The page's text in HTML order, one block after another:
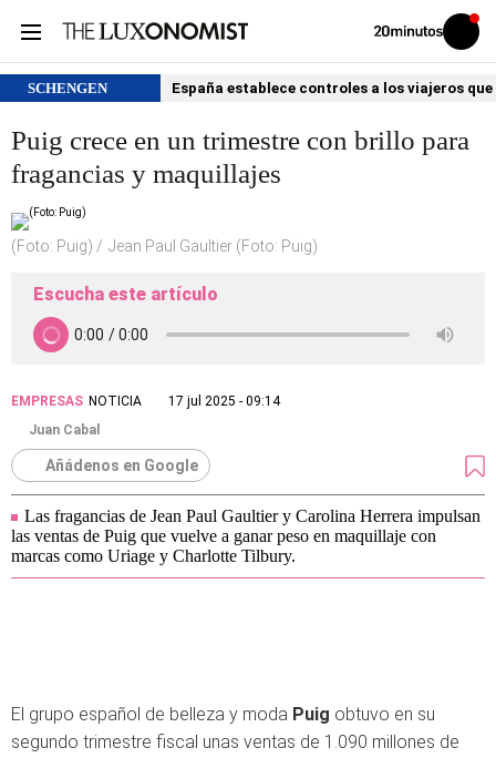
Volver
Iniciar
sesión
SCHENGEN España establece controles a los viajeros
Puig crece en un trimestre con brillo para
fragancias y maquillajes
(Foto: Puig) Jean Paul Gaultier (Foto: Puig)
Escucha este artículo
EMPRESAS NOTICIA
17 jul 2025 - 09:14
Juan Cabal
Añádenos en Google
Las fragancias de Jean Paul Gaultier y Carolina Herrera impulsan
las ventas de Puig que vuelve a ganar peso en maquillaje con
marcas como Uriage y Charlotte Tilbury.
El grupo español de belleza y moda Puig obtuvo en su
segundo trimestre fiscal unas ventas de 1.090 millones de